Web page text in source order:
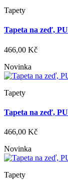
Tapety
Tapeta na zeď,
466,00 Kč
Novinka
Tapety
Tapeta na zeď,
466,00 Kč
Novinka
Tapety